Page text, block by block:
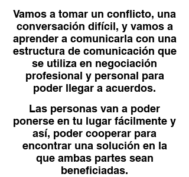
Vamos a tomar un conflicto, una
conversación difícil, y vamos a
aprender a comunicarla con una
estructura de comunicación que
se utiliza en negociación
profesional y personal para
poder llegar a acuerdos.
Las personas van a poder
ponerse en tu lugar fácilmente y
así, poder cooperar para
encontrar una solución en la
que ambas partes sean
beneficiadas.